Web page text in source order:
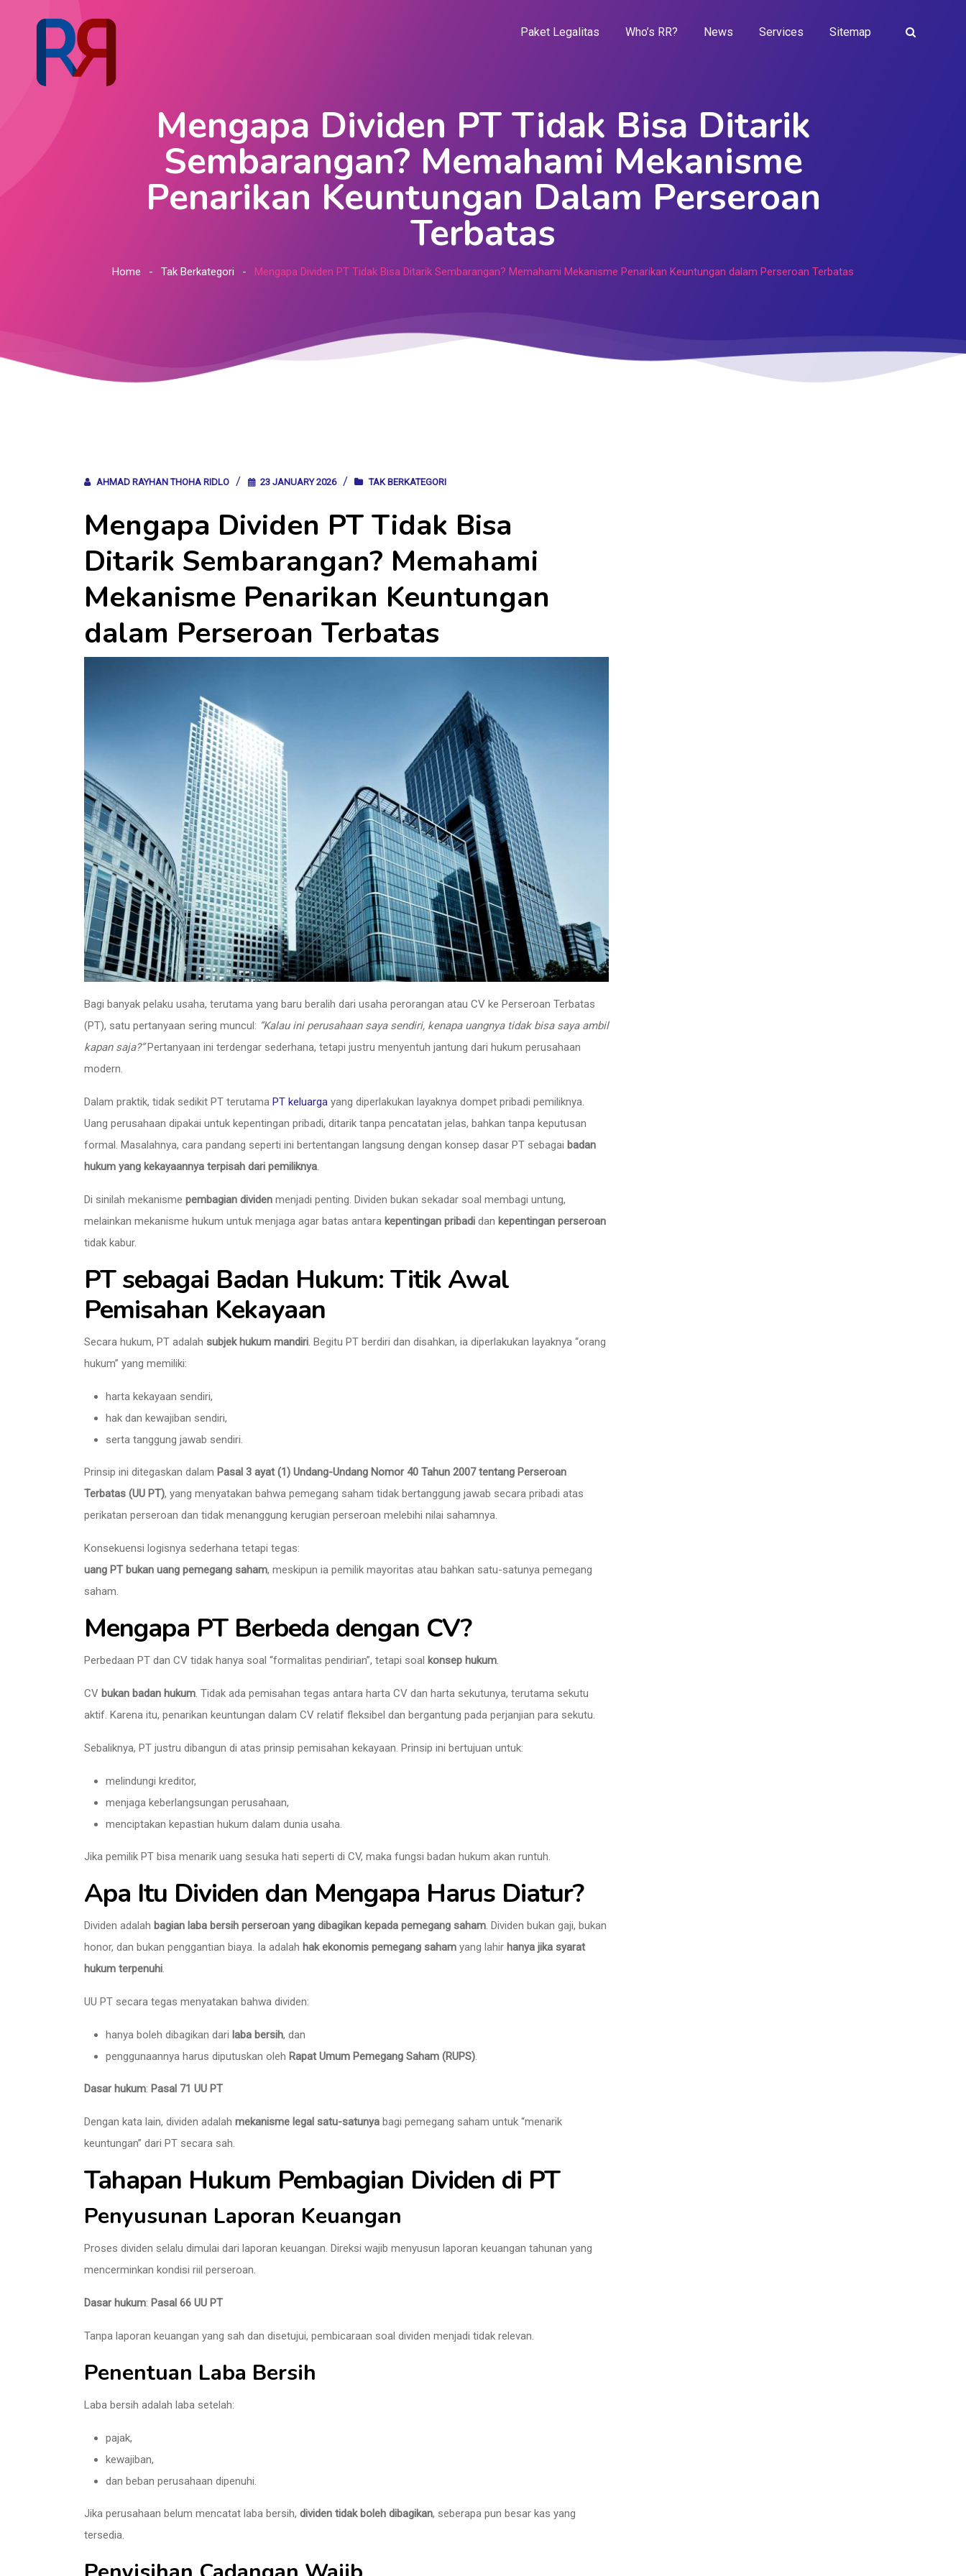
Paket Legalitas Who’s RR? News Services Sitemap
Mengapa Dividen PT Tidak Bisa Ditarik
Sembarangan? Memahami Mekanisme
Penarikan Keuntungan Dalam Perseroan
Terbatas
Home Tak Berkategori Mengapa Dividen PT Tidak Bisa Ditarik Sembarangan? Memahami Mekanisme Penarikan Keuntungan dalam Perseroan Terbatas
AHMAD RAYHAN THOHA RIDLO 23 JANUARY 2026 TAK BERKATEGORI
Mengapa Dividen PT Tidak Bisa
Ditarik Sembarangan? Memahami
Mekanisme Penarikan Keuntungan
dalam Perseroan Terbatas
Bagi banyak pelaku usaha, terutama yang baru beralih dari usaha perorangan atau CV ke Perseroan Terbatas
(PT), satu pertanyaan sering muncul: “Kalau ini perusahaan saya sendiri, kenapa uangnya tidak bisa saya ambil
kapan saja?”Pertanyaan ini terdengar sederhana, tetapi justru menyentuh jantung dari hukum perusahaan
modern.
Dalam praktik, tidak sedikit PT terutama PT keluarga yang diperlakukan layaknya dompet pribadi pemiliknya.
Uang perusahaan dipakai untuk kepentingan pribadi, ditarik tanpa pencatatan jelas, bahkan tanpa keputusan
formal. Masalahnya, cara pandang seperti ini bertentangan langsung dengan konsep dasar PT sebagai badan
hukum yang kekayaannya terpisah dari pemiliknya.
Di sinilah mekanisme pembagian dividen menjadi penting. Dividen bukan sekadar soal membagi untung,
melainkan mekanisme hukum untuk menjaga agar batas antara kepentingan pribadi dan kepentingan perseroan
tidak kabur.
PT sebagai Badan Hukum: Titik Awal
Pemisahan Kekayaan
Secara hukum, PT adalah subjek hukum mandiri. Begitu PT berdiri dan disahkan, ia diperlakukan layaknya “orang
hukum” yang memiliki:
harta kekayaan sendiri,
hak dan kewajiban sendiri,
serta tanggung jawab sendiri.
Prinsip ini ditegaskan dalam Pasal 3 ayat (1) Undang-Undang Nomor 40 Tahun 2007 tentang Perseroan
Terbatas (UU PT), yang menyatakan bahwa pemegang saham tidak bertanggung jawab secara pribadi atas
perikatan perseroan dan tidak menanggung kerugian perseroan melebihi nilai sahamnya.
Konsekuensi logisnya sederhana tetapi tegas:
uang PT bukan uang pemegang saham, meskipun ia pemilik mayoritas atau bahkan satu-satunya pemegang
saham.
Mengapa PT Berbeda dengan CV?
Perbedaan PT dan CV tidak hanya soal “formalitas pendirian”, tetapi soal konsep hukum.
CV bukan badan hukum. Tidak ada pemisahan tegas antara harta CV dan harta sekutunya, terutama sekutu
aktif. Karena itu, penarikan keuntungan dalam CV relatif fleksibel dan bergantung pada perjanjian para sekutu.
Sebaliknya, PT justru dibangun di atas prinsip pemisahan kekayaan. Prinsip ini bertujuan untuk:
melindungi kreditor,
menjaga keberlangsungan perusahaan,
menciptakan kepastian hukum dalam dunia usaha.
Jika pemilik PT bisa menarik uang sesuka hati seperti di CV, maka fungsi badan hukum akan runtuh.
Apa Itu Dividen dan Mengapa Harus Diatur?
Dividen adalah bagian laba bersih perseroan yang dibagikan kepada pemegang saham. Dividen bukan gaji, bukan
honor, dan bukan penggantian biaya. Ia adalah hak ekonomis pemegang saham yang lahir hanya jika syarat
hukum terpenuhi.
UU PT secara tegas menyatakan bahwa dividen:
hanya boleh dibagikan dari laba bersih, dan
penggunaannya harus diputuskan oleh Rapat Umum Pemegang Saham (RUPS).
Dasar hukum: Pasal 71 UU PT
Dengan kata lain, dividen adalah mekanisme legal satu-satunya bagi pemegang saham untuk “menarik
keuntungan” dari PT secara sah.
Tahapan Hukum Pembagian Dividen di PT
Penyusunan Laporan Keuangan
Proses dividen selalu dimulai dari laporan keuangan. Direksi wajib menyusun laporan keuangan tahunan yang
mencerminkan kondisi riil perseroan.
Dasar hukum: Pasal 66 UU PT
Tanpa laporan keuangan yang sah dan disetujui, pembicaraan soal dividen menjadi tidak relevan.
Penentuan Laba Bersih
Laba bersih adalah laba setelah:
pajak,
kewajiban,
dan beban perusahaan dipenuhi.
Jika perusahaan belum mencatat laba bersih, dividen tidak boleh dibagikan, seberapa pun besar kas yang
tersedia.